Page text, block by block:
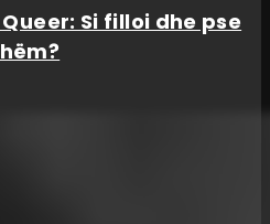
Si filloi dhe pse